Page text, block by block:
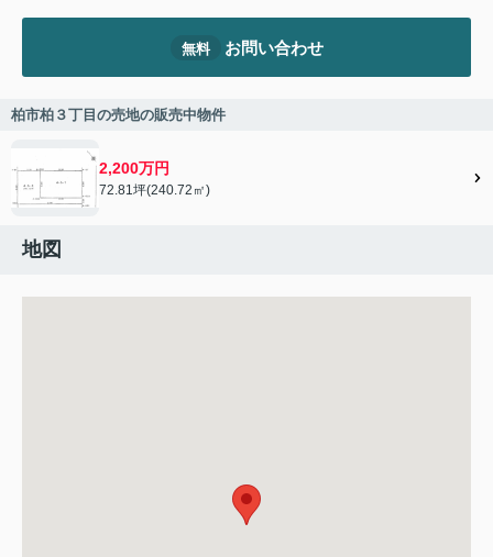
無料 お問い合わせ
柏市柏３丁目の売地の販売中物件
2,200万円
72.81坪(240.72㎡)
地図